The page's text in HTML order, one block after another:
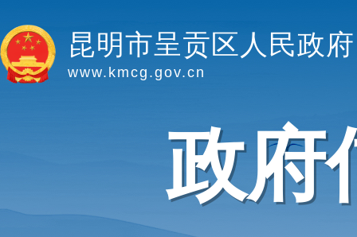
昆明市呈贡区人民政府
www.kmcg.gov.cn
政府